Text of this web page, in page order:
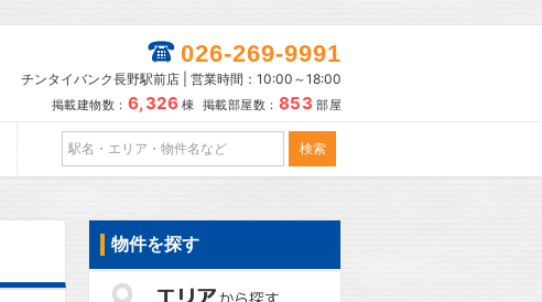
026-269-9991
チンタイバンク長野駅前店 | 営業時間：10:00～18:00
掲載建物数： 6,326 棟 掲載部屋数： 853 部屋
物件を探す